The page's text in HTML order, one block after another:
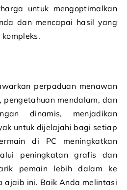
untuk mengoptimalkan
dan mencapai hasil yang
perpaduan menawan
mendalam, dan
dinamis, menjadikan
untuk dijelajahi bagi setiap
di PC meningkatkan
peningkatan grafis dan
pemain lebih dalam ke
ajaib ini. Baik Anda melintasi